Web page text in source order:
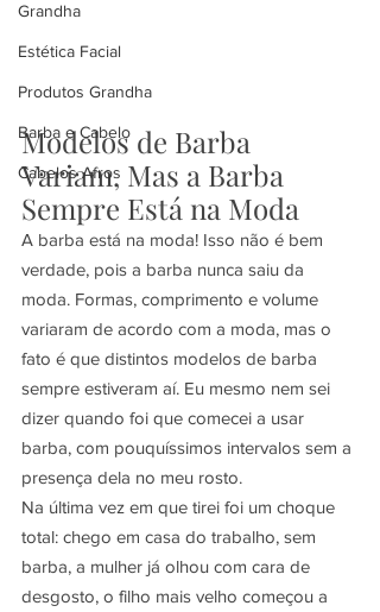
Grandha
Estética Facial
Produtos Grandha
Barba e Cabelo
Cabelos Afros
Modelos de Barba
Variam, Mas a Barba
Sempre Está na Moda
A barba está na moda! Isso não é bem
verdade, pois a barba nunca saiu da
moda. Formas, comprimento e volume
variaram de acordo com a moda, mas o
fato é que distintos modelos de barba
sempre estiveram aí. Eu mesmo nem sei
dizer quando foi que comecei a usar
barba, com pouquíssimos intervalos sem a
presença dela no meu rosto.
Na última vez em que tirei foi um choque
total: chego em casa do trabalho, sem
barba, a mulher já olhou com cara de
desgosto, o filho mais velho começou a